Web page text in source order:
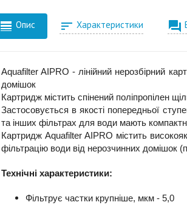
 Опис  Характеристики 
Aquafilter AIPRO - лінійний нерозбірний
домішок
Картридж містить спінений поліпропілен
Застосовується в якості попередньої
та інших фільтрах для води мають
Картридж Aquafilter AIPRO містить
фільтрацію води від нерозчинних домішок
Технічні характеристики:
Фільтрує частки крупніше, мкм - 5,0